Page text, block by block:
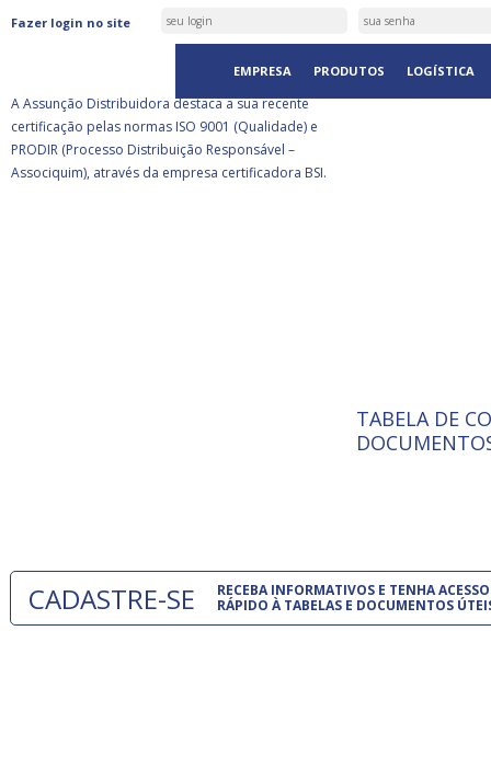
Fazer login no site
EMPRESA PRODUTOS LOGÍSTICA
ASSUNÇÃO DISTRIBUIDORA É
CERTIFICADA PELA BSI
A Assunção Distribuidora destaca a sua recente
certificação pelas normas ISO 9001 (Qualidade) e
PRODIR (Processo Distribuição Responsável –
Associquim), através da empresa certificadora BSI.
ISO 9001:
A
TABELA DE
CADASTRE-SE
RECEBA INFORMATIVOS E TENHA ACESSO
RÁPIDO À TABELAS E DOCUMENTOS